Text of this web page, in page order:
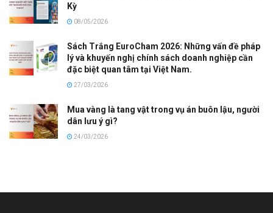
Kỳ
08/05/2026
Sách Trắng EuroCham 2026: Những vấn đề pháp
lý và khuyến nghị chính sách doanh nghiệp cần
đặc biệt quan tâm tại Việt Nam.
27/03/2026
Mua vàng là tang vật trong vụ án buôn lậu, người
dân lưu ý gì?
24/03/2026